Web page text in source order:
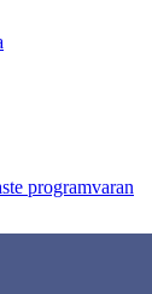
programvaran